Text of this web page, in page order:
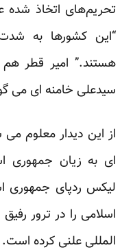
تحریم‌های اتخاذ شده
“این کشورها به
هستند.” امیر قطر هم
سیدعلی خامنه ای می
از این دیدار معلوم
ای به زیان جمهوری
لیکس ردپای
اسلامی را در ترور
المللی علنی کرده است.